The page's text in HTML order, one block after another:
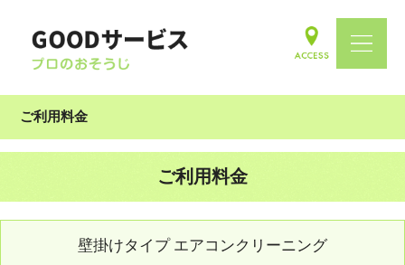
ご利用料金
ご利用料金
壁掛けタイプ エアコンクリーニング